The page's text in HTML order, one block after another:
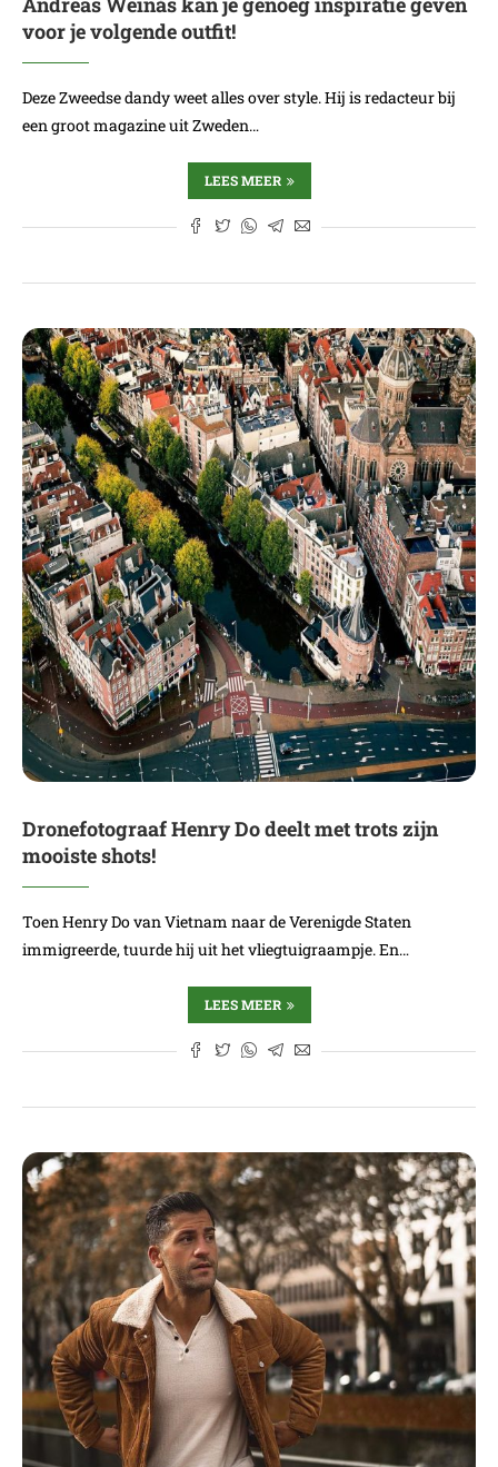
voor je volgende outfit!
Deze Zweedse dandy weet alles over style. Hij is redacteur bij
een groot magazine uit Zweden…
LEES MEER
Dronefotograaf Henry Do deelt met trots zijn
mooiste shots!
Toen Henry Do van Vietnam naar de Verenigde Staten
immigreerde, tuurde hij uit het vliegtuigraampje. En…
LEES MEER